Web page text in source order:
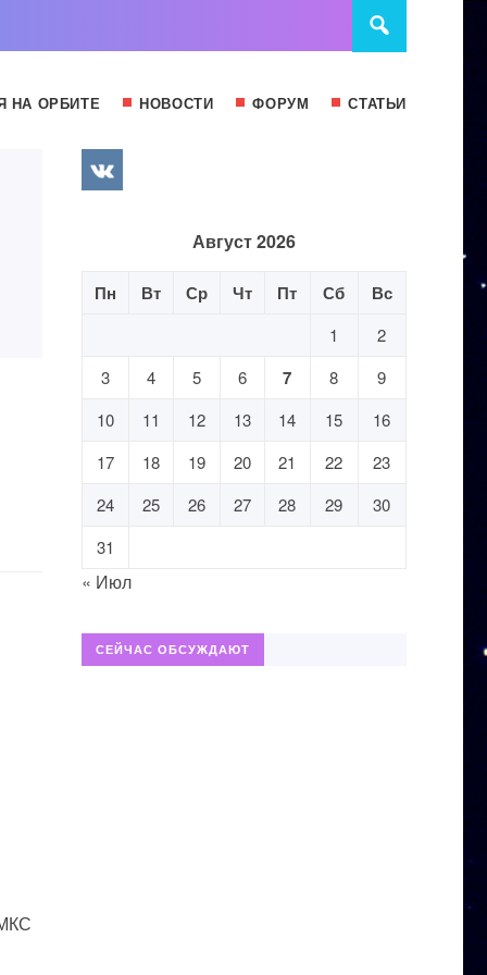
НА ОРБИТЕ НОВОСТИ ФОРУМ СТАТЬИ
Август 2026
Пн Вт Ср Чт Пт Сб Вс
1
2
3
4 5 6 7 8
9
10
11 12 13 14 15
16
17
18 19 20 21 22
23
24
25 26 27 28 29
30
31
« Июл
СЕЙЧАС ОБСУЖДАЮТ